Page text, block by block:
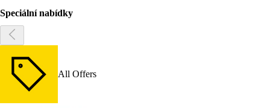
Speciální nabídky
All Offers